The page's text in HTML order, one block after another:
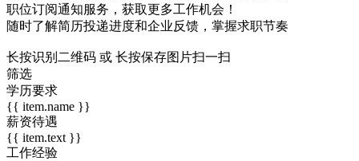
职位订阅通知服务，获取更多工作机会！
随时了解简历投递进度和企业反馈，掌握求职节奏
长按识别二维码 或 长按保存图片扫一扫
筛选
学历要求
{{ item.name }}
薪资待遇
{{ item.text }}
工作经验